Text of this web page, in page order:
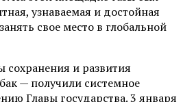
узнаваемая и достойная
свое место в глобальной
и развития
— получили системное
Главы государства. 3 января